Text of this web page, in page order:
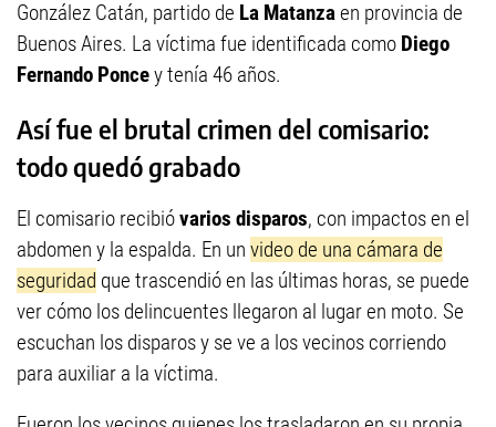
González Catán, partido de La Matanzaen provincia de
Buenos Aires. La víctima fue identificada como Diego
Fernando Poncey tenía 46 años.
Así fue el brutal crimen del comisario:
todo quedó grabado
El comisario recibióvarios disparos, con impactos en el
abdomen y la espalda. En un video de una cámara de
seguridad que trascendió en las últimas horas, se puede
ver cómo los delincuentes llegaron al lugar en moto. Se
escuchan los disparos y se ve a los vecinos corriendo
para auxiliar a la víctima.